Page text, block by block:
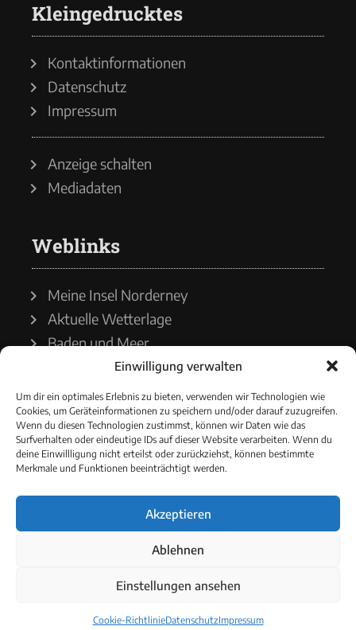
Einwilligung verwalten
Um dir ein optimales Erlebnis zu bieten, verwenden wir Technologien wie
Cookies, um Geräteinformationen zu speichern und/oder darauf zuzugreifen.
Wenn du diesen Technologien zustimmst, können wir Daten wie das
Surfverhalten oder eindeutige IDs auf dieser Website verarbeiten. Wenn du
deine Einwillligung nicht erteilst oder zurückziehst, können bestimmte
Merkmale und Funktionen beeinträchtigt werden.
Akzeptieren
Ablehnen
Einstellungen ansehen
Cookie-RichtlinieDatenschutzImpressum
Kleingedrucktes
Kontaktinformationen
Datenschutz
Impressum
Anzeige schalten
Mediadaten
Weblinks
Meine Insel Norderney
Aktuelle Wetterlage
Baden und Meer
Wetterdienst
Wasserstände
Schiffsverkehr